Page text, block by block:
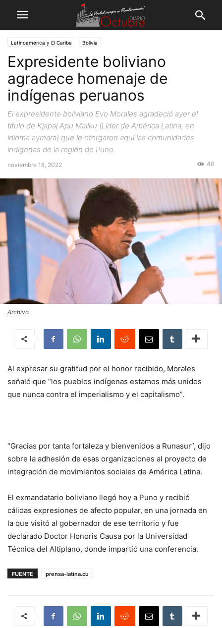
Latinoamérica y El Caribe Bolivia
Expresidente boliviano
agradece homenaje de
indígenas peruanos
El expresidente boliviano Evo Morales agradeció ayer el
título de Kjapaj Apu Mallku (Líder de América Latina, en
idioma aymara) que le otorgaron aquí las comunidades
indígenas de la región de Puno.
noviembre 18, 2022 40
Archivo
Al expresar su gratitud por el honor recibido, Morales
señaló que “los pueblos indígenas estamos más unidos
que nunca contra el imperialismo y el capitalismo”.
“Gracias por tanta fortaleza y bienvenidos a Runasur”, dijo
sobre la adhesión de esas organizaciones al proyecto de
integración de movimientos sociales de América Latina.
El exmandatario boliviano llegó hoy a Puno y recibió
cálidas expresiones de afecto popular, en una jornada en
la que visitó al gobernador de ese territorio y fue
declarado Doctor Honoris Causa por la Universidad
Técnica del Altiplano, donde impartió una conferencia.
FUENTE prensa-latina.cu